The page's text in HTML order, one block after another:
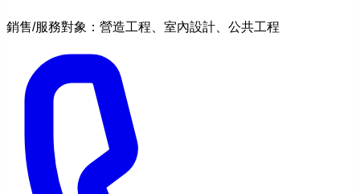
銷售/服務對象：營造工程、室內設計、公共工程